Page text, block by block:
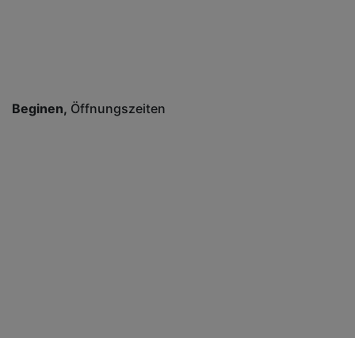
Beginen Öffnungszeiten